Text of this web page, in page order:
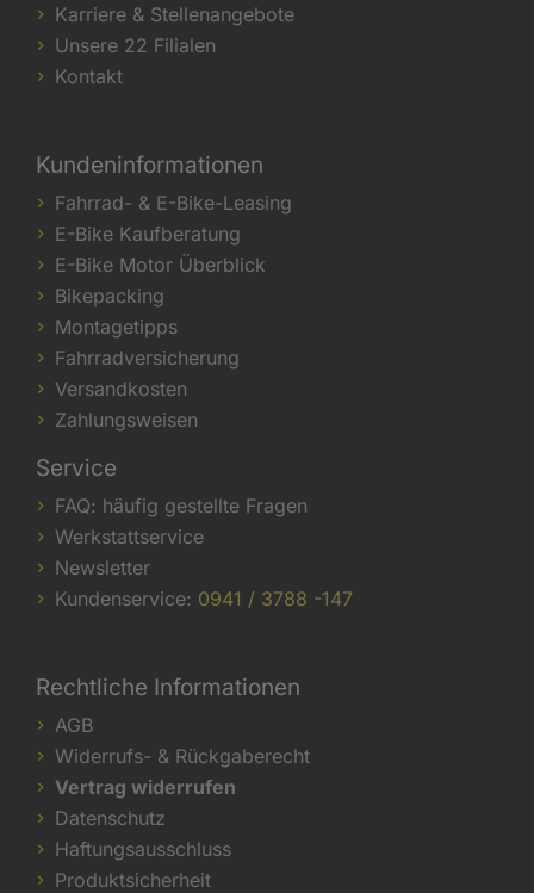
Karriere & Stellenangebote
Unsere 22 Filialen
Kontakt
Kundeninformationen
Fahrrad- & E-Bike-Leasing
E-Bike Kaufberatung
E-Bike Motor Überblick
Bikepacking
Montagetipps
Fahrradversicherung
Versandkosten
Zahlungsweisen
Service
FAQ: häufig gestellte Fragen
Werkstattservice
Newsletter
Kundenservice: 0941 / 3788 -147
Rechtliche Informationen
AGB
Widerrufs- & Rückgaberecht
Vertrag widerrufen
Datenschutz
Haftungsausschluss
Produktsicherheit